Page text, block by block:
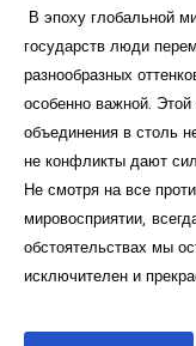
В эпоху глобальной
государств люди
разнообразных
особенно важной.
объединения в столь
не конфликты дают
Не смотря на все
мировосприятии,
обстоятельствах мы
исключителен и